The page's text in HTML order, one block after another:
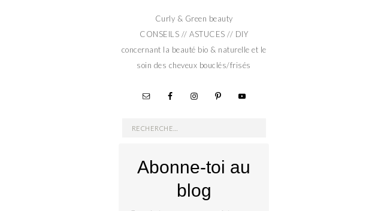
Curly & Green beauty
CONSEILS // ASTUCES // DIY
concernant la beauté bio & naturelle et le
soin des cheveux bouclés/frisés
Rechercher :
Abonne-toi au
blog